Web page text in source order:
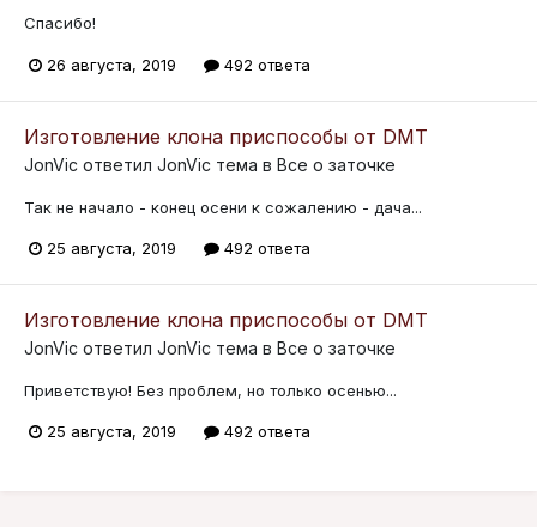
Спасибо!
26 августа, 2019 492 ответа
Изготовление клона приспособы от DMT
JonVic ответил JonVic тема в Все о заточке
Так не начало - конец осени к сожалению - дача...
25 августа, 2019 492 ответа
Изготовление клона приспособы от DMT
JonVic ответил JonVic тема в Все о заточке
Приветствую! Без проблем, но только осенью...
25 августа, 2019 492 ответа